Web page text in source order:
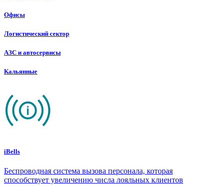
Офисы
Логистический сектор
АЗС и автосервисы
Кальянные
iBells
Беспроводная система вызова персонала, которая
способствует увеличению числа лояльных клиентов